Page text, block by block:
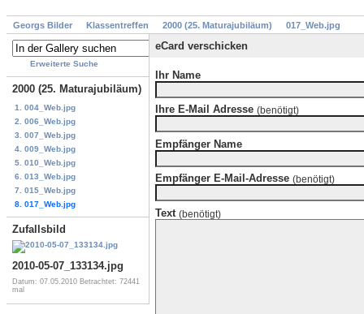
Georgs Bilder Klassentreffen 2000 (25. Maturajubiläum) 017_Web.jpg
Erweiterte Suche
2000 (25. Maturajubiläum)
1. 004_Web.jpg
2. 006_Web.jpg
3. 007_Web.jpg
4. 009_Web.jpg
5. 010_Web.jpg
6. 013_Web.jpg
7. 015_Web.jpg
8. 017_Web.jpg
Zufallsbild
2010-05-07_133134.jpg
Datum: 07.05.2010 Betrachtet: 72441
mal
eCard verschicken
Ihr Name
Ihre E-Mail Adresse (benötigt)
Empfänger Name
Empfänger E-Mail-Adresse (benötigt)
Text (benötigt)